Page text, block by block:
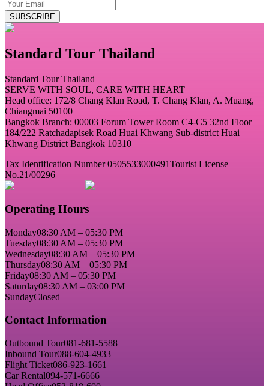
SUBSCRIBE
Standard Tour Thailand
Standard Tour Thailand
SERVE WITH SOUL, CARE WITH HEART
Head office: 172/8 Chang Klan Road, T. Chang Klan, A. Muang,
Chiangmai 50100
Bangkok Branch: 00003 Forum Tower Room C4-C5 32nd Floor
184/222 Ratchadapisek Road Huai Khwang Sub-district Huai
Khwang District Bangkok 10310
Tax Identification Number 0505533000491Tourist License
No.21/00296
Operating Hours
Monday08:30 AM – 05:30 PM
Tuesday08:30 AM – 05:30 PM
Wednesday08:30 AM – 05:30 PM
Thursday08:30 AM – 05:30 PM
Friday08:30 AM – 05:30 PM
Saturday08:30 AM – 03:00 PM
SundayClosed
Contact Information
Outbound Tour081-681-5588
Inbound Tour088-604-4933
Flight Ticket086-923-1661
Car Rental094-571-6666